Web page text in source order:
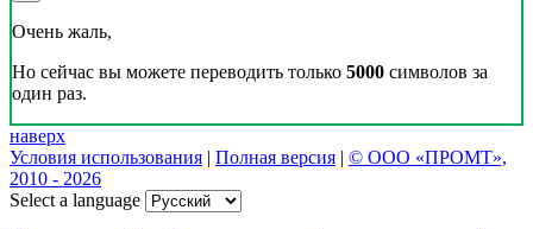
Очень жаль,
Но сейчас вы можете переводить только 5000 символов за
один раз.
наверх
Условия использования | Полная версия | © ООО «ПРОМТ»,
2010 - 2026
Select a language